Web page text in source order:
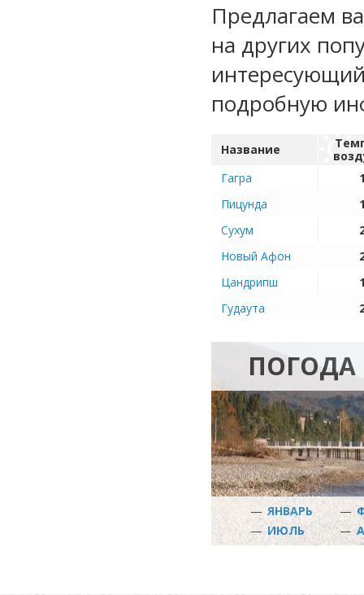
Предлагаем
на других
подробную
Название
Гагра
Пицунда
Сухум
Новый Афон
Цандрипш
Гудаута
ПОГОДА
— ЯНВАРЬ —
— ИЮЛЬ —